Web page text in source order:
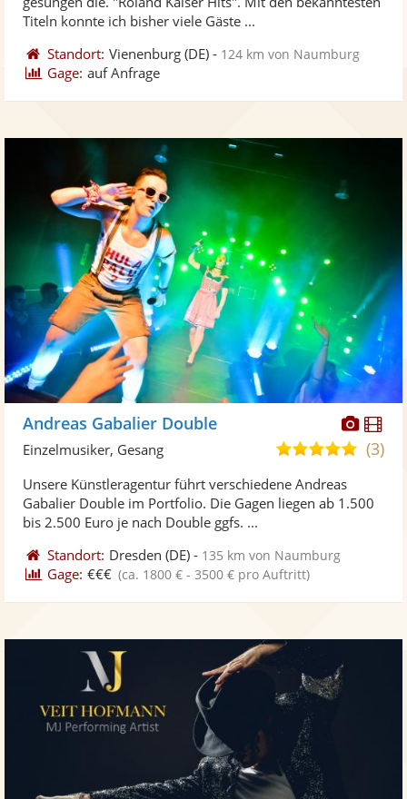
Titeln konnte ich bisher viele Gäste ...
Standort: Vienenburg (DE) - 124 km von Naumburg
Gage: auf Anfrage
Andreas Gabalier Double
4,9(3)
Einzelmusiker, Gesang
Unsere Künstleragentur führt verschiedene Andreas
Gabalier Double im Portfolio. Die Gagen liegen ab 1.500
bis 2.500 Euro je nach Double ggfs. ...
Standort: Dresden (DE) - 135 km von Naumburg
Gage: €€€ (ca. 1800 € - 3500 € pro Auftritt)